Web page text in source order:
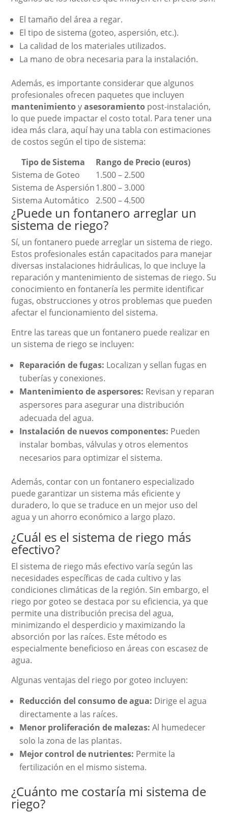
El tamaño del área a regar.
El tipo de sistema (goteo, aspersión, etc.).
La calidad de los materiales utilizados.
La mano de obra necesaria para la instalación.
Además, es importante considerar que algunos
profesionales ofrecen paquetes que incluyen
mantenimientoyasesoramiento post-instalación,
lo que puede impactar el costo total. Para tener una
idea más clara, aquí hay una tabla con estimaciones
de costos según el tipo de sistema:
Tipo de Sistema
Rango de Precio (euros)
Sistema de Goteo
1.500 – 2.500
Sistema de Aspersión1.800 – 3.000
Sistema Automático
2.500 – 4.500
¿Puede un fontanero arreglar un
sistema de riego?
Sí, un fontanero puede arreglar un sistema de riego.
Estos profesionales están capacitados para manejar
diversas instalaciones hidráulicas, lo que incluye la
reparación y mantenimiento de sistemas de riego. Su
conocimiento en fontanería les permite identificar
fugas, obstrucciones y otros problemas que pueden
afectar el funcionamiento del sistema.
Entre las tareas que un fontanero puede realizar en
un sistema de riego se incluyen:
Reparación de fugas: Localizan y sellan fugas en
tuberías y conexiones.
Mantenimiento de aspersores: Revisan y reparan
aspersores para asegurar una distribución
adecuada del agua.
Instalación de nuevos componentes: Pueden
instalar bombas, válvulas y otros elementos
necesarios para optimizar el sistema.
Además, contar con un fontanero especializado
puede garantizar un sistema más eficiente y
duradero, lo que se traduce en un mejor uso del
agua y un ahorro económico a largo plazo.
¿Cuál es el sistema de riego más
efectivo?
El sistema de riego más efectivo varía según las
necesidades específicas de cada cultivo y las
condiciones climáticas de la región. Sin embargo, el
riego por goteo se destaca por su eficiencia, ya que
permite una distribución precisa del agua,
minimizando el desperdicio y maximizando la
absorción por las raíces. Este método es
especialmente beneficioso en áreas con escasez de
agua.
Algunas ventajas del riego por goteo incluyen:
Reducción del consumo de agua: Dirige el agua
directamente a las raíces.
Menor proliferación de malezas: Al humedecer
solo la zona de las plantas.
Mejor control de nutrientes: Permite la
fertilización en el mismo sistema.
¿Cuánto me costaría mi sistema de
riego?